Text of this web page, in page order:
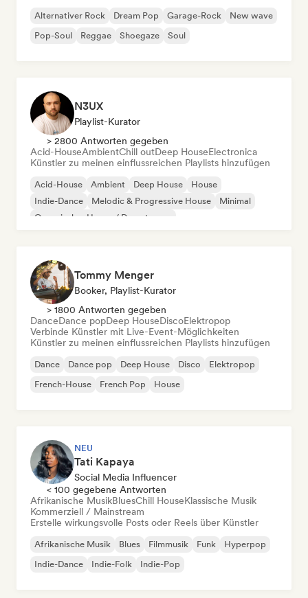
Alternativer Rock Dream Pop Garage-Rock
New wave
Pop-Soul
Reggae Shoegaze Soul
N3UX
Playlist-Kurator
> 2800 Antworten gegeben
Acid-HouseAmbientChill outDeep HouseElectronica
Künstler zu meinen einflussreichen Playlists hinzufügen
Acid-House Ambient Deep House
House
Indie-Dance
Melodic & Progressive House
Minimal
Organischer House / Downtempo
Tommy Menger
Booker, Playlist-Kurator
> 1800 Antworten gegeben
DanceDance popDeep HouseDiscoElektropop
Verbinde Künstler mit Live-Event-Möglichkeiten
Künstler zu meinen einflussreichen Playlists hinzufügen
Dance Dance pop Deep House Disco
Elektropop
French-House
French Pop House
NEU
Tati Kapaya
Social Media Influencer
< 100 gegebene Antworten
Afrikanische MusikBluesChill HouseKlassische Musik
Kommerziell / Mainstream
Erstelle wirkungsvolle Posts oder Reels über Künstler
Afrikanische Musik Blues Filmmusik Funk
Hyperpop
Indie-Dance
Indie-Folk Indie-Pop